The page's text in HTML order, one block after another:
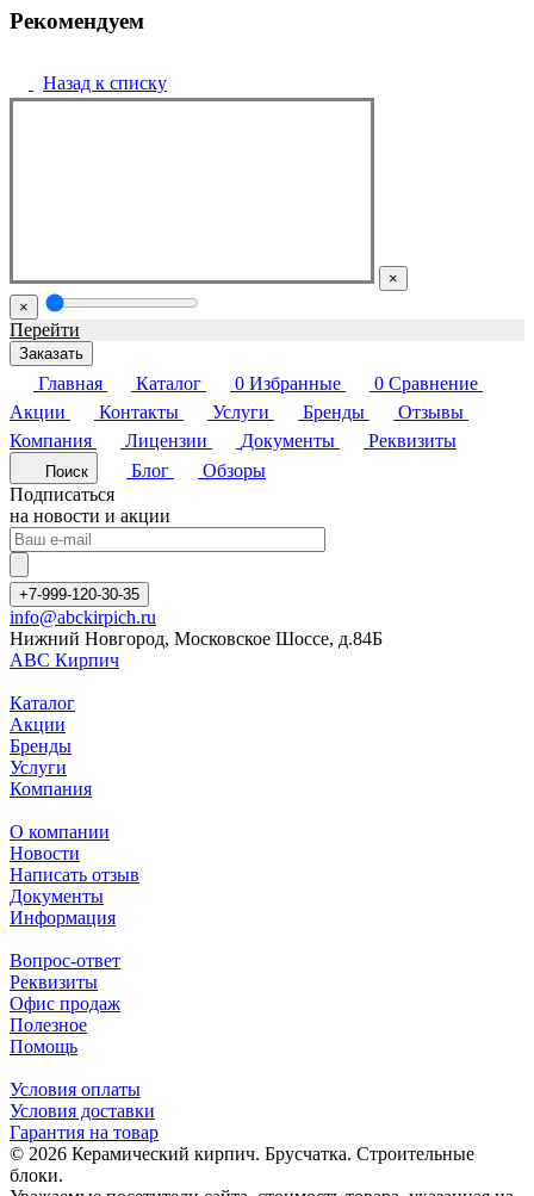
Рекомендуем
Назад к списку
×
×
Перейти
Заказать
Главная Каталог 0 Избранные 0 Сравнение
Акции
Контакты Услуги Бренды
Отзывы
Компания
Лицензии Документы Реквизиты
Поиск Блог
Обзоры
Подписаться
на новости и акции
+7-999-120-30-35
info@abckirpich.ru
Нижний Новгород, Московское Шоссе, д.84Б
АВС Кирпич
Каталог
Акции
Бренды
Услуги
Компания
О компании
Новости
Написать отзыв
Документы
Информация
Вопрос-ответ
Реквизиты
Офис продаж
Полезное
Помощь
Условия оплаты
Условия доставки
Гарантия на товар
© 2026 Керамический кирпич. Брусчатка. Строительные
блоки.